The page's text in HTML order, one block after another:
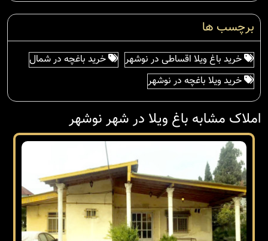
برچسب ها
خرید باغ ویلا اقساطی در نوشهر
خرید باغچه در شمال
خرید ویلا باغچه در نوشهر
املاک مشابه باغ ویلا در شهر نوشهر